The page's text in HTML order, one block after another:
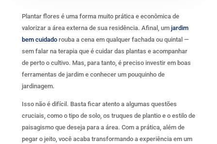
Plantar flores é uma forma muito prática e econômica de
valorizar a área externa de sua residência. Afinal, um jardim
bem cuidadorouba a cena em qualquer fachada ou quintal —
sem falar na terapia que é cuidar das plantas e acompanhar
de perto o cultivo. Mas, para tanto, é preciso investir em boas
ferramentas de jardim e conhecer um pouquinho de
jardinagem.
Isso não é difícil. Basta ficar atento a algumas questões
cruciais, como o tipo de solo, os truques de plantio e o estilo de
paisagismo que deseja para a área. Com a prática, além de
pegar o jeito, você acaba transformando a experiência em um